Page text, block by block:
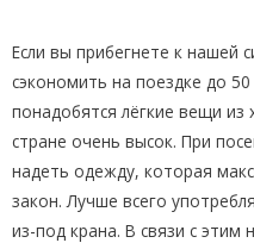
Если вы прибегнете к нашей
сэкономить на поездке до
понадобятся лёгкие вещи из
стране очень высок. При
надеть одежду, которая
закон. Лучше всего
из-под крана. В связи с этим